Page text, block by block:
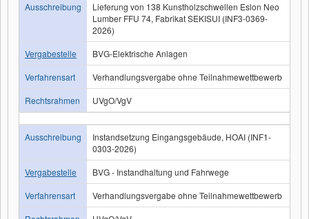
Ausschreibung
Lieferung von 138 Kunstholzschwellen Eslon Neo
Lumber FFU 74, Fabrikat SEKISUI (INF3-0369-
2026)
Vergabestelle
BVG-Elektrische Anlagen
Verfahrensart
Verhandlungsvergabe ohne Teilnahmewettbewerb
Rechtsrahmen
UVgO/VgV
Ausschreibung
Instandsetzung Eingangsgebäude, HOAI (INF1-
0303-2026)
Vergabestelle
BVG - Instandhaltung und Fahrwege
Verfahrensart
Verhandlungsvergabe ohne Teilnahmewettbewerb